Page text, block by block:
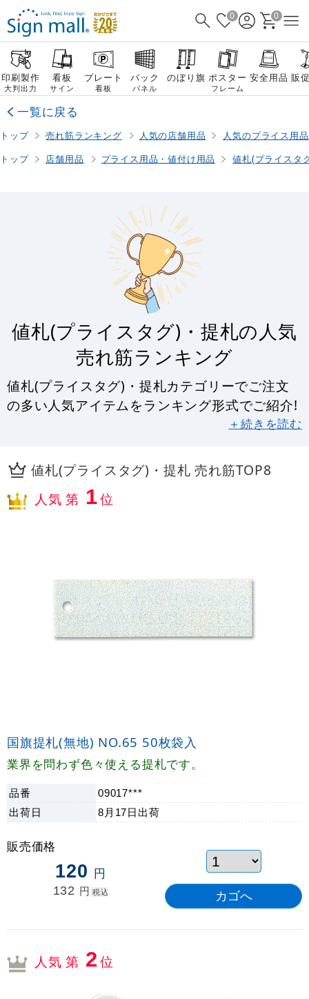
0 0
印刷製作
大判出力
看板
サイン
プレート
看板
バック
パネル
のぼり旗 ポスター
フレーム
安全用品 販
一覧に戻る
トップ 売れ筋ランキング 人気の店舗用品
人気のプライス用
トップ
店舗用品 プライス用品・値付け用品 値札(プライスタ
値札(プライスタグ)・提札の人気
売れ筋ランキング
値札(プライスタグ)・提札カテゴリーでご注文
の多い人気アイテムをランキング形式でご紹介!
＋続きを読む
値札(プライスタグ)・提札 売れ筋TOP8
人気 第 1位
国旗提札(無地) NO.65 50枚袋入
業界を問わず色々使える提札です。
品番 09017***
出荷日 8月17日 出荷
販売価格
120 円
132 円 税込
人気 第 2位